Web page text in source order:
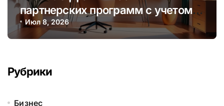
партнерских программ с учетом
сезонных и трендовых факторов
Июл 8, 2026
Рубрики
Бизнес